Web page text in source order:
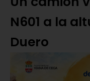
N601 a la
Duero